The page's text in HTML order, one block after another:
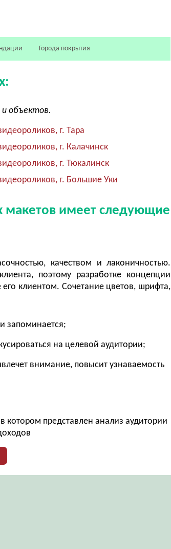
Города покрытия
объектов.
г. Тара
г. Калачинск
г. Тюкалинск
г. Большие Уки
макетов имеет следующие
качеством и лаконичностью.
поэтому разработке концепции
клиентом. Сочетание цветов, шрифта,
запоминается;
на целевой аудитории;
внимание, повысит узнаваемость
котором представлен анализ аудитории